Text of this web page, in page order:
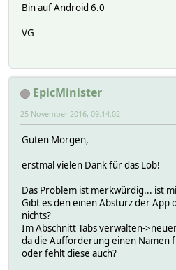
Bin auf Android 6.0
VG
EpicMinister
25 November 2016, 09:14:02
Guten Morgen,
erstmal vielen Dank für das Lob!
Das Problem ist merkwürdig... ist
Gibt es den einen Absturz der App
nichts?
Im Abschnitt Tabs verwalten-
da die Aufforderung einen Namen
oder fehlt diese auch?